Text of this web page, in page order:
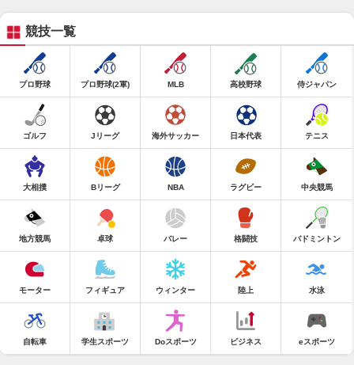
競技一覧
プロ野球 プロ野球(2軍) MLB 高校野球 侍ジャパン
ゴルフ Jリーグ 海外サッカー 日本代表 テニス
大相撲 Bリーグ NBA ラグビー 中央競馬
地方競馬 卓球 バレー 格闘技 バドミントン
モーター フィギュア ウィンター 陸上 水泳
自転車 学生スポーツ Doスポーツ ビジネス eスポーツ